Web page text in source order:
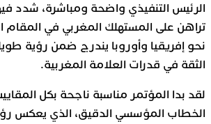
الرئيس التنفيذي واضحة ومباشرة، شدد
تراهن على المستهلك المغربي في المقام
نحو إفريقيا وأوروبا يندرج ضمن رؤية
الثقة في قدرات العلامة المغربية.
لقد بدا المؤتمر مناسبة ناجحة بكل
الخطاب المؤسسي الدقيق، الذي يعكس